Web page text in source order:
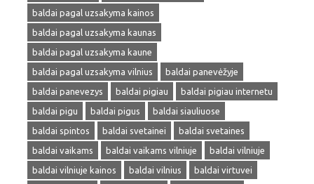
baldai pagal uzsakyma kainos
baldai pagal uzsakyma kaunas
baldai pagal uzsakyma kaune
baldai pagal uzsakyma vilnius
baldai panevėžyje
baldai panevezys
baldai pigiau
baldai pigiau internetu
baldai pigu
baldai pigus
baldai siauliuose
baldai spintos
baldai svetainei
baldai svetaines
baldai vaikams
baldai vaikams vilniuje
baldai vilniuje
baldai vilniuje kainos
baldai vilnius
baldai virtuvei